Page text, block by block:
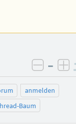
–
anmelden
Baum